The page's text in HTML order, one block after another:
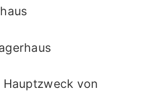
Hauptzweck von